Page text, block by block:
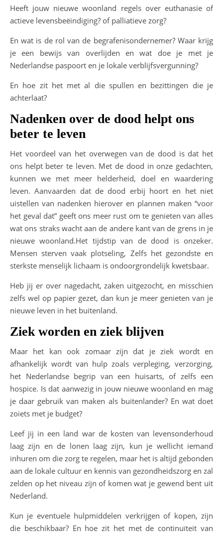
Heeft jouw nieuwe woonland regels over euthanasie of
actieve levensbeëindiging? of palliatieve zorg?
En wat is de rol van de begrafenisondernemer? Waar krijg
je een bewijs van overlijden en wat doe je met je
Nederlandse paspoort en je lokale verblijfsvergunning?
En hoe zit het met al die spullen en bezittingen die je
achterlaat?
Nadenken over de dood helpt ons
beter te leven
Het voordeel van het overwegen van de dood is dat het
ons helpt beter te leven. Met de dood in onze gedachten,
kunnen we met meer helderheid, doel en waardering
leven. Aanvaarden dat de dood erbij hoort en het niet
uistellen van nadenken hierover en plannen maken “voor
het geval dat” geeft ons meer rust om te genieten van alles
wat ons straks wacht aan de andere kant van de grens in je
nieuwe woonland.Het tijdstip van de dood is onzeker.
Mensen sterven vaak plotseling, Zelfs het gezondste en
sterkste menselijk lichaam is ondoorgrondelijk kwetsbaar.
Heb jij er over nagedacht, zaken uitgezocht, en misschien
zelfs wel op papier gezet, dan kun je meer genieten van je
nieuwe leven in het buitenland.
Ziek worden en ziek blijven
Maar het kan ook zomaar zijn dat je ziek wordt en
afhankelijk wordt van hulp zoals verpleging, verzorging,
het Nederlandse begrip van een huisarts, of zelfs een
hospice. Is dat aanwezig in jouw nieuwe woonland en mag
je daar gebruik van maken als buitenlander? En wat doet
zoiets met je budget?
Leef jij in een land war de kosten van levensonderhoud
laag zijn en de lonen laag zijn, kun je wellicht iemand
inhuren om die zorg te regelen, maar het is altijd gebonden
aan de lokale cultuur en kennis van gezondheidszorg en zal
zelden op het niveau zijn of komen wat je gewend bent uit
Nederland.
Kun je eventuele hulpmiddelen verkrijgen of kopen, zijn
die beschikbaar? En hoe zit het met de continuïteit van